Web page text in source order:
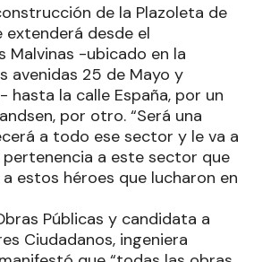
de la Plazoleta de
extenderá desde el
Malvinas -ubicado en la
avenidas 25 de Mayo y
hasta la calle España, por un
por otro. “Será una
a todo ese sector y le va a
a este sector que
estos héroes que lucharon en
Públicas y candidata a
Ciudadanos, ingeniera